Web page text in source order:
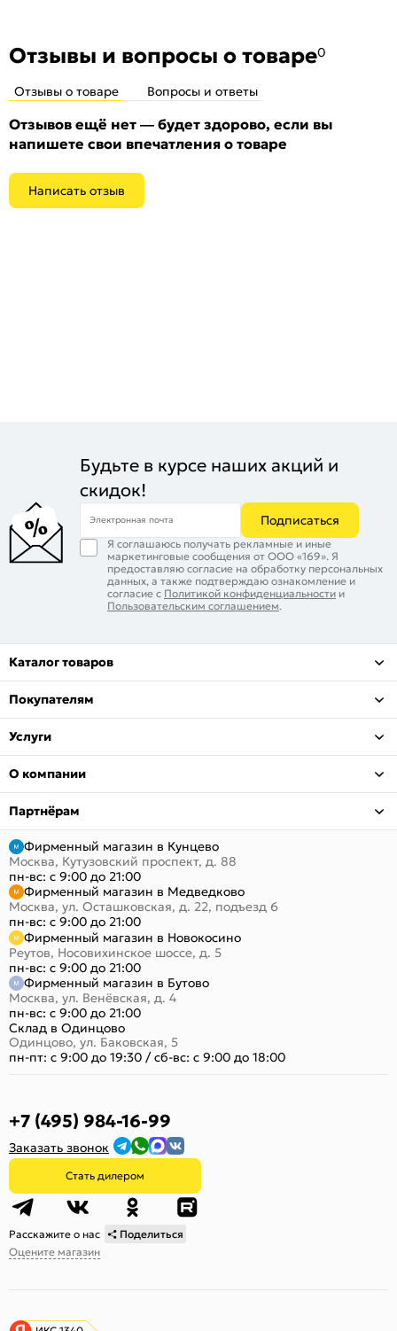
Отзывы и вопросы о товаре0
Отзывы о товаре Вопросы и ответы
Отзывов ещё нет — будет здорово, если вы
напишете свои впечатления о товаре
Написать отзыв
Будьте в курсе наших акций и
скидок!
Электронная почта Подписаться
Я соглашаюсь получать рекламные и иные
маркетинговые сообщения от ООО «169». Я
предоставляю согласие на обработку персональных
данных, а также подтверждаю ознакомление и
согласие с Политикой конфиденциальности и
Пользовательским соглашением.
Каталог товаров
Покупателям
Услуги
О компании
Партнёрам
Фирменный магазин в Кунцево
Москва, Кутузовский проспект, д. 88
пн-вс: с 9:00 до 21:00
Фирменный магазин в Медведково
Москва, ул. Осташковская, д. 22, подъезд 6
пн-вс: с 9:00 до 21:00
Фирменный магазин в Новокосино
Реутов, Носовихинское шоссе, д. 5
пн-вс: с 9:00 до 21:00
Фирменный магазин в Бутово
Москва, ул. Венёвская, д. 4
пн-вс: с 9:00 до 21:00
Склад в Одинцово
Одинцово, ул. Баковская, 5
пн-пт: с 9:00 до 19:30 /сб-вс: с 9:00 до 18:00
+7 (495) 984-16-99
Заказать звонок
Стать дилером
Расскажите о нас
Поделиться
Оцените магазин